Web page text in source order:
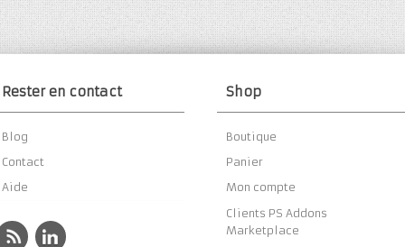
Rester en contact
Blog
Contact
Aide
Shop
Boutique
Panier
Mon compte
Clients PS Addons
Marketplace